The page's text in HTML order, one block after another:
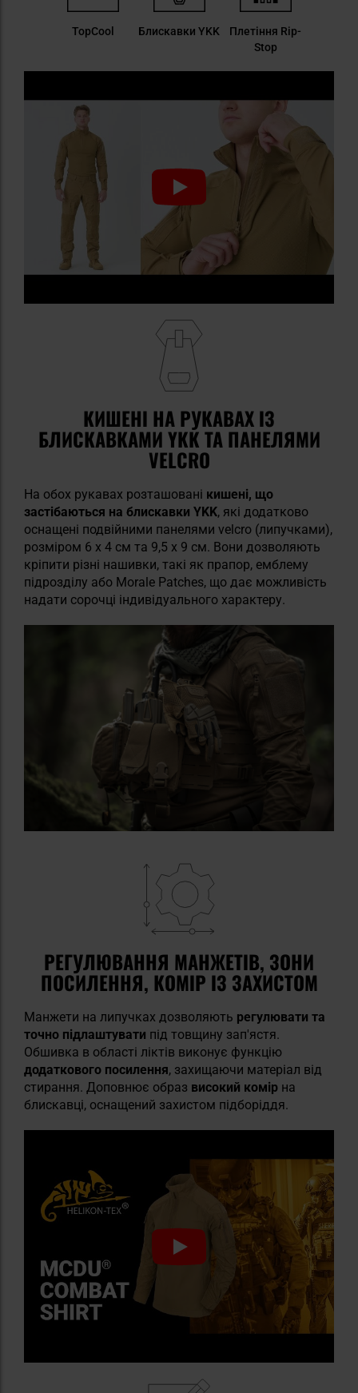
TopCool Блискавки YKK
Плетіння Rip-
Stop
КИШЕНІ НА РУКАВАХ ІЗ
БЛИСКАВКАМИ YKK ТА ПАНЕЛЯМИ
VELCRO
На обох рукавах розташовані кишені, що
застібаються на блискавки YKK, які додатково
оснащені подвійними панелями velcro (липучками),
розміром 6 x 4 см та 9,5 x 9 см. Вони дозволяють
кріпити різні нашивки, такі як прапор, емблему
підрозділу або Morale Patches, що дає можливість
надати сорочці індивідуального характеру.
РЕГУЛЮВАННЯ МАНЖЕТІВ, ЗОНИ
ПОСИЛЕННЯ, КОМІР ІЗ ЗАХИСТОМ
Манжети на липучках дозволяють регулювати та
точно підлаштувати під товщину зап'ястя.
Обшивка в області ліктів виконує функцію
додаткового посилення, захищаючи матеріал від
стирання. Доповнює образ високий комір на
блискавці, оснащений захистом підборіддя.